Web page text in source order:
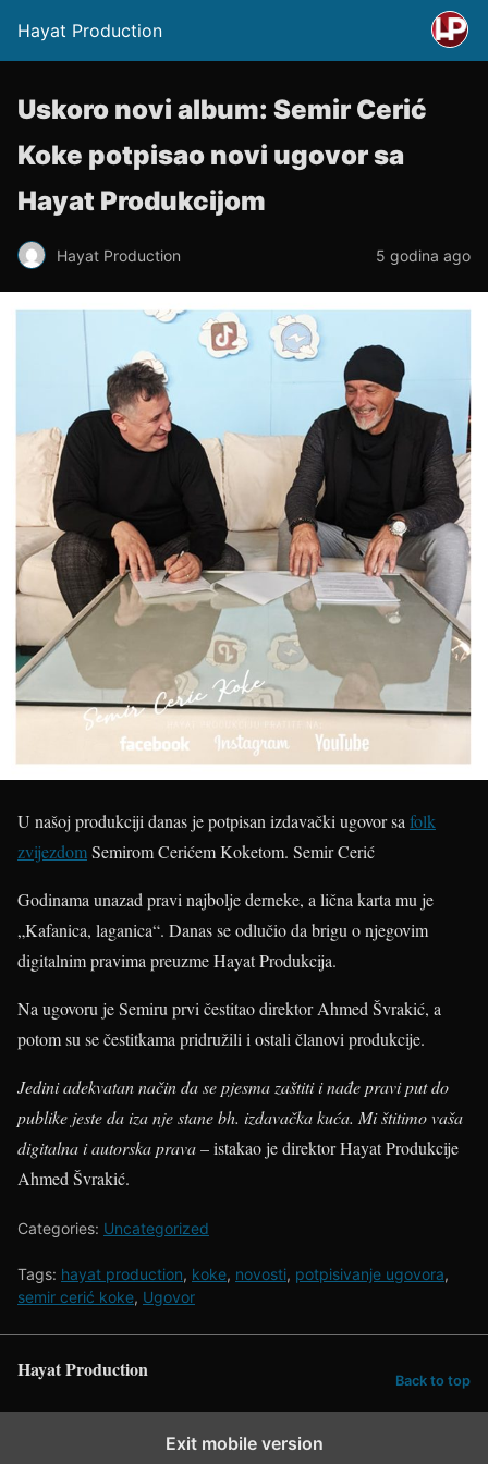
Hayat Production
Uskoro novi album: Semir Cerić
Koke potpisao novi ugovor sa
Hayat Produkcijom
Hayat Production 5 godina ago
U našoj produkciji danas je potpisan izdavački ugovor sa folk
zvijezdomSemirom Cerićem Koketom. Semir Cerić
Godinama unazad pravi najbolje derneke, a lična karta mu je
„Kafanica, laganica“. Danas se odlučio da brigu o njegovim
digitalnim pravima preuzme Hayat Produkcija.
Na ugovoru je Semiru prvi čestitao direktor Ahmed Švrakić, a
potom su se čestitkama pridružili i ostali članovi produkcije.
Jedini adekvatan način da se pjesma zaštiti i nađe pravi put do
publike jeste da iza nje stane bh. izdavačka kuća. Mi štitimo vaša
digitalna i autorska prava– istakao je direktor Hayat Produkcije
Ahmed Švrakić.
Categories: Uncategorized
Tags: hayat production, koke, novosti, potpisivanje ugovora,
semir cerić koke, Ugovor
Hayat Production Back to top
Exit mobile version